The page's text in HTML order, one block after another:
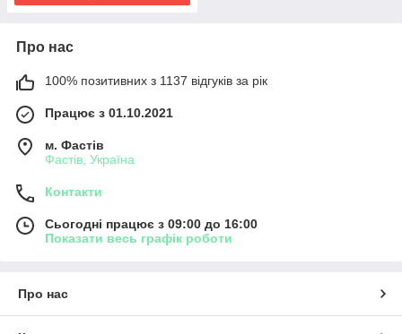
Про нас
100% позитивних з 1137 відгуків за рік
Працює з 01.10.2021
м. Фастів
Фастів, Україна
Контакти
Сьогодні працює з 09:00 до 16:00
Показати весь графік роботи
Про нас